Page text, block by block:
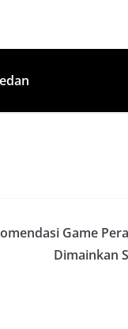
Game
Dimainkan